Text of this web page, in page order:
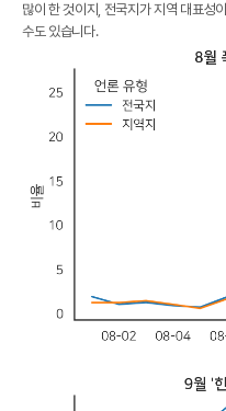
많이 한 것이지, 전국지가 지역 대표성
수도 있습니다.